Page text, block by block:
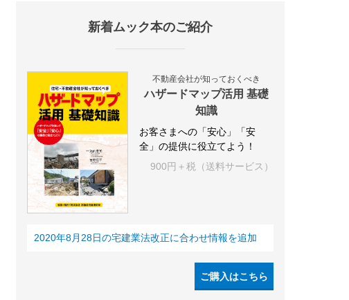
新着ムック本のご紹介
不動産会社が知っておくべき
ハザードマップ活用 基礎
知識
お客さまへの「安心」「安
全」の提供に役立てよう！
900円＋税（送料サービス）
2020年8月28日の宅建業法改正に合わせ情報を追加
ご購入はこちら